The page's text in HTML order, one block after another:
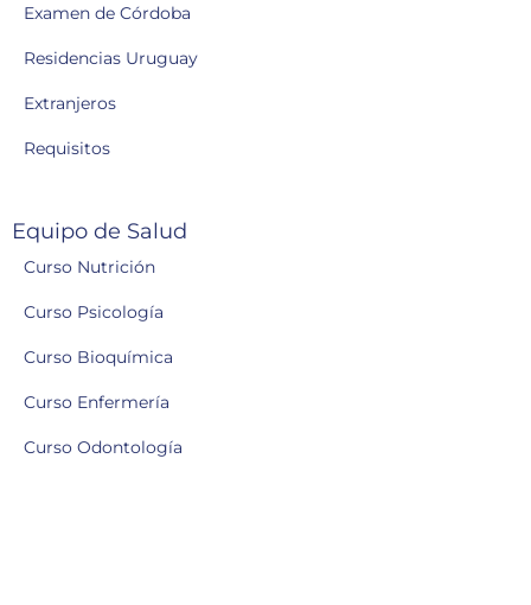
Examen de Córdoba
Residencias Uruguay
Extranjeros
Requisitos
Equipo de Salud
Curso Nutrición
Curso Psicología
Curso Bioquímica
Curso Enfermería
Curso Odontología